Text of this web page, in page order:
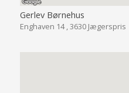
Gerlev Børnehus
Enghaven 14 , 3630 Jægerspris